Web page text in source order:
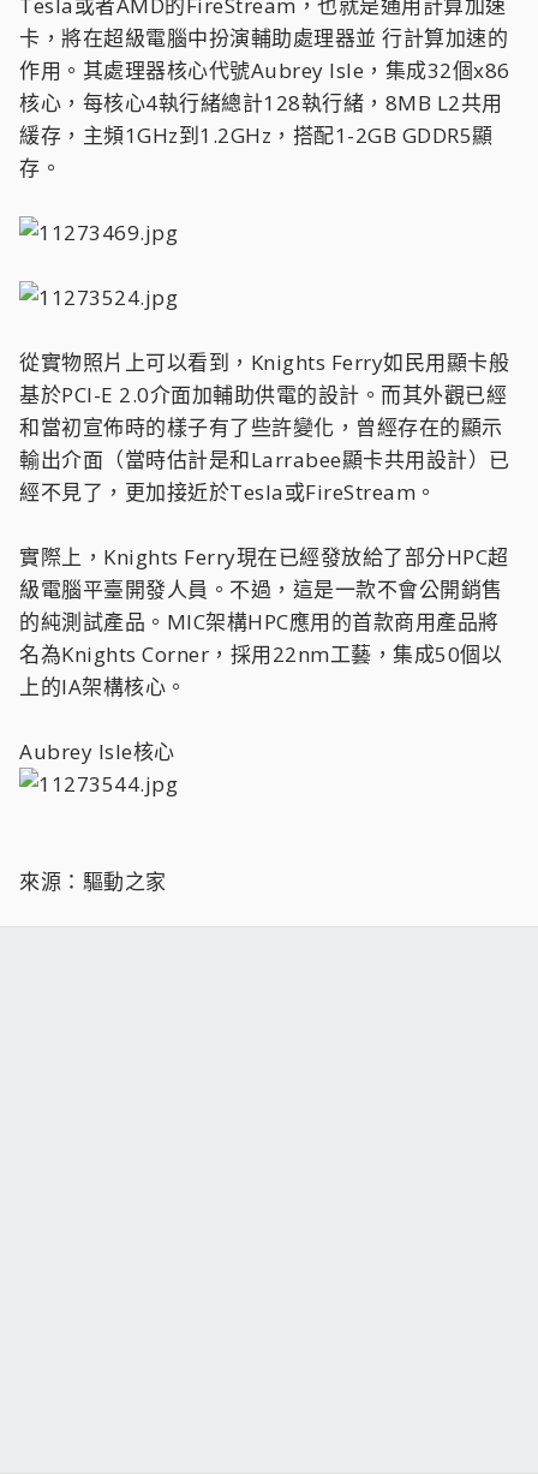
卡，將在超級電腦中扮演輔助處理器並 行計算加速的
作用。其處理器核心代號Aubrey Isle，集成32個x86
核心，每核心4執行緒總計128執行緒，8MB L2共用
緩存，主頻1GHz到1.2GHz，搭配1-2GB GDDR5顯
存。
從實物照片上可以看到，Knights Ferry如民用顯卡般
基於PCI-E 2.0介面加輔助供電的設計。而其外觀已經
和當初宣佈時的樣子有了些許變化，曾經存在的顯示
輸出介面（當時估計是和Larrabee顯卡共用設計）已
經不見了，更加接近於Tesla或FireStream。
實際上，Knights Ferry現在已經發放給了部分HPC超
級電腦平臺開發人員。不過，這是一款不會公開銷售
的純測試產品。MIC架構HPC應用的首款商用產品將
名為Knights Corner，採用22nm工藝，集成50個以
上的IA架構核心。
Aubrey Isle核心
來源：驅動之家